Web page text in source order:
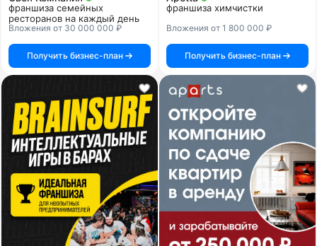
франшиза семейных
ресторанов на каждый день
Вложения от 30 000 000 ₽
Получить бизнес-план
франшиза химчистки
Вложения от 1 800 000 ₽
Получить бизнес-план